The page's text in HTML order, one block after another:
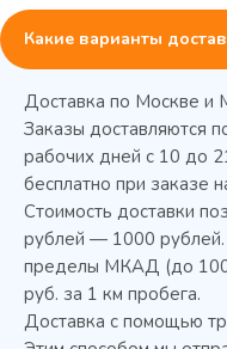
Колода
Какие варианты
Доставка по Москве и
Заказы доставляются
рабочих дней с 10 до
бесплатно при заказе
Стоимость доставки
рублей — 1000
пределы МКАД (до 100
руб. за 1 км пробега.
Доставка с помощью